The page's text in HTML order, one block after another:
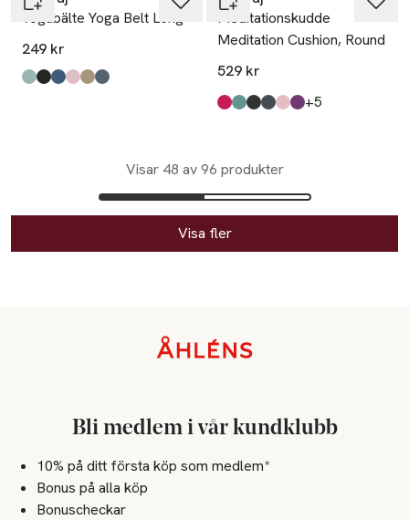
Yogabälte Yoga Belt Long
249 kr
Produkten finns i färgerna:
grön,
svart,
Blå,
rosa,
beige,
grå,
Meditationskudde
Meditation Cushion, Round
529 kr
Produkten finns i färgerna:
röd,
grön,
svart,
mörkblå,
rosa,
mörklila, +5
Visar 48 av 96 produkter
Visa fler
Bli medlem i vår kundklubb
10% på ditt första köp som medlem*
Bonus på alla köp
Bonuscheckar